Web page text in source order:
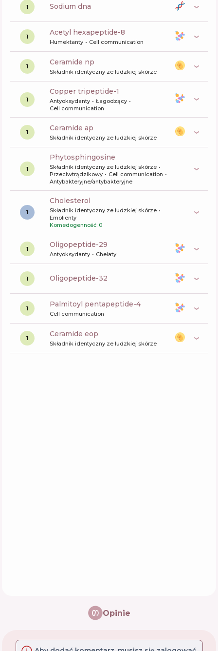
1 sodium dna
1 acetyl hexapeptide-8
Humektanty Cell communication
1 ceramide np
Składnik identyczny ze ludzkiej skórze
1
copper tripeptide-1
Antyoksydanty
Łagodzący
Cell communication
1 ceramide ap
Składnik identyczny ze ludzkiej skórze
1
phytosphingosine
Składnik identyczny ze ludzkiej skórze
Przeciwtrądzikowy
Cell communication
Antybakteryjne/antybakteryjne
1
cholesterol
Składnik identyczny ze ludzkiej skórze
Emolienty
Komedogenność: 0
1 oligopeptide-29
Antyoksydanty Chelaty
1 oligopeptide-32
1 palmitoyl pentapeptide-4
Cell communication
1 ceramide eop
Składnik identyczny ze ludzkiej skórze
Opinie